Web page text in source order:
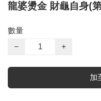
龍婆燙金 財龜自身(
數量
−
+
加